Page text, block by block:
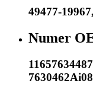
49477-19967,
Numer
7630462Ai08